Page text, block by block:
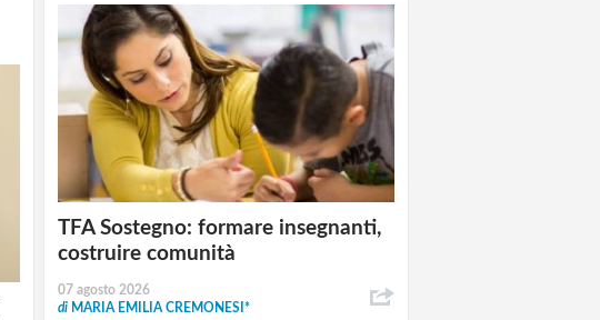
TFA Sostegno: formare insegnanti,
costruire comunità
07 agosto 2026
di MARIA EMILIA CREMONESI*